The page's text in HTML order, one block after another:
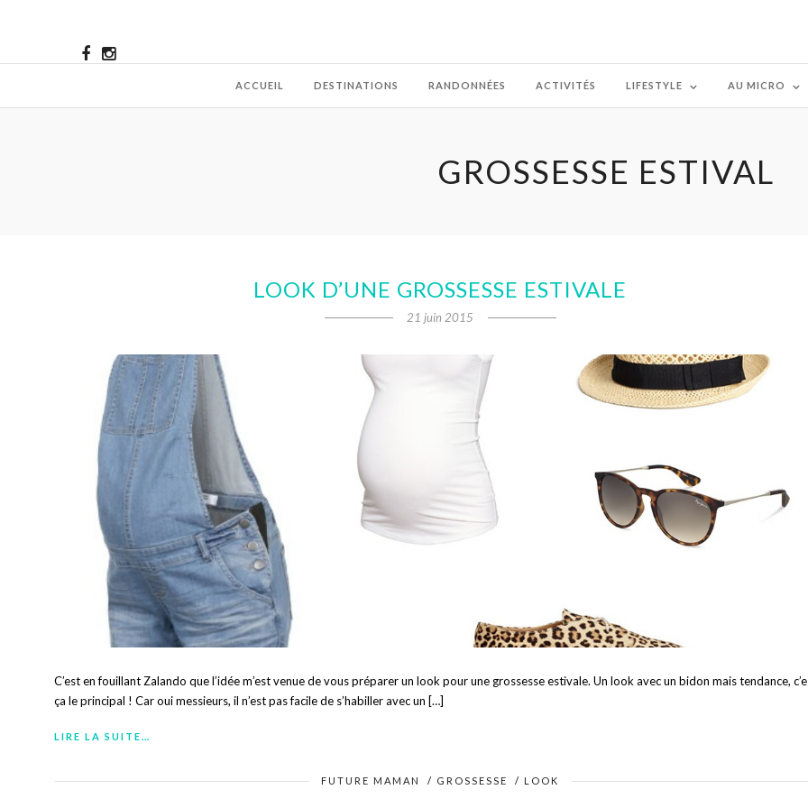
ACCUEIL DESTINATIONS RANDONNÉES ACTIVITÉS LIFESTYLE AU MICRO
GROSSESSE ESTIVAL
LOOK D’UNE GROSSESSE ESTIVALE
21 juin 2015
C’est en fouillant Zalando que l’idée m’est venue de vous préparer un look pour une grossesse estivale. Un look avec un bidon mais tendance,
ça le principal ! Car oui messieurs, il n’est pas facile de s’habiller avec un […]
LIRE LA SUITE…
FUTURE MAMAN / GROSSESSE / LOOK